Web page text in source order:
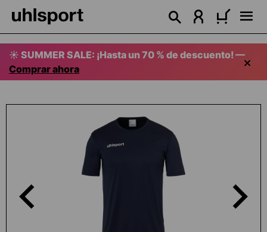
principal
☀️ SUMMER SALE: ¡Hasta un 70 % de descuento! —
Comprar ahora